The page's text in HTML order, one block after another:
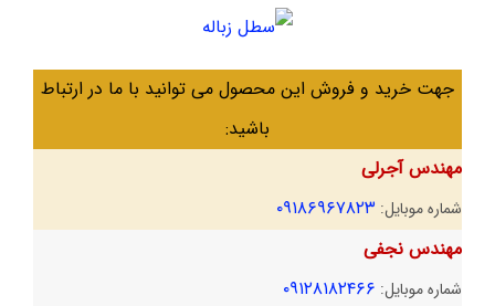
جهت خرید و فروش این محصول می توانید با ما در ارتباط
باشید:
مهندس آجرلی
شماره موبایل: ۰۹۱۸۶۹۶۷۸۲۳
مهندس نجفی
شماره موبایل: ۰۹۱۲۸۱۸۲۴۶۶